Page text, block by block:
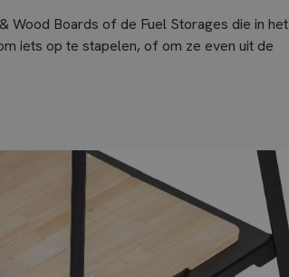
Wood Boards of de Fuel Storages die in het
iets op te stapelen, of om ze even uit de